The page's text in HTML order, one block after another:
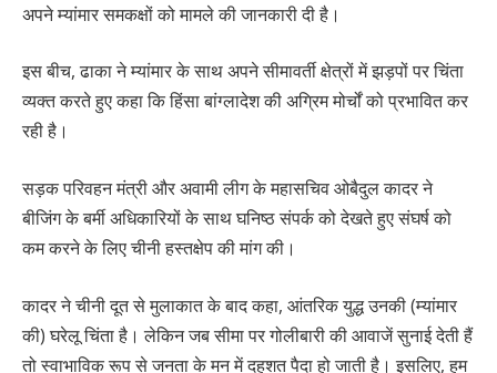
अपने म्यांमार समकक्षों को मामले की जानकारी दी है।
इस बीच, ढाका ने म्यांमार के साथ अपने सीमावर्ती क्षेत्रों में झड़पों पर चिंता
व्यक्त करते हुए कहा कि हिंसा बांग्लादेश की अग्रिम मोर्चों को प्रभावित कर
रही है।
सड़क परिवहन मंत्री और अवामी लीग के महासचिव ओबैदुल कादर ने
बीजिंग के बर्मी अधिकारियों के साथ घनिष्ठ संपर्क को देखते हुए संघर्ष को
कम करने के लिए चीनी हस्तक्षेप की मांग की।
कादर ने चीनी दूत से मुलाकात के बाद कहा, आंतरिक युद्ध उनकी (म्यांमार
की) घरेलू चिंता है। लेकिन जब सीमा पर गोलीबारी की आवाजें सुनाई देती हैं
तो स्वाभाविक रूप से जनता के मन में दहशत पैदा हो जाती है। इसलिए, हम